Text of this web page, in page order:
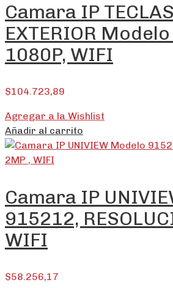
Camara IP
EXTERIOR
1080P, WIFI
$104.723,89
Agregar a la Wishlist
Añadir al carrito
Camara IP
915212,
WIFI
$58.256,17